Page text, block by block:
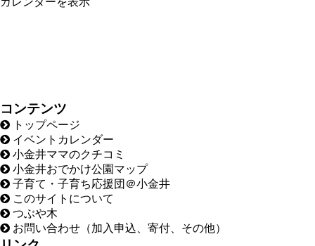
コンテンツ
トップページ
イベントカレンダー
小金井ママのクチコミ
小金井おでかけ公園マップ
子育て・子育ち応援団＠小金井
このサイトについて
つぶや木
お問い合わせ（加入申込、寄付、その他）